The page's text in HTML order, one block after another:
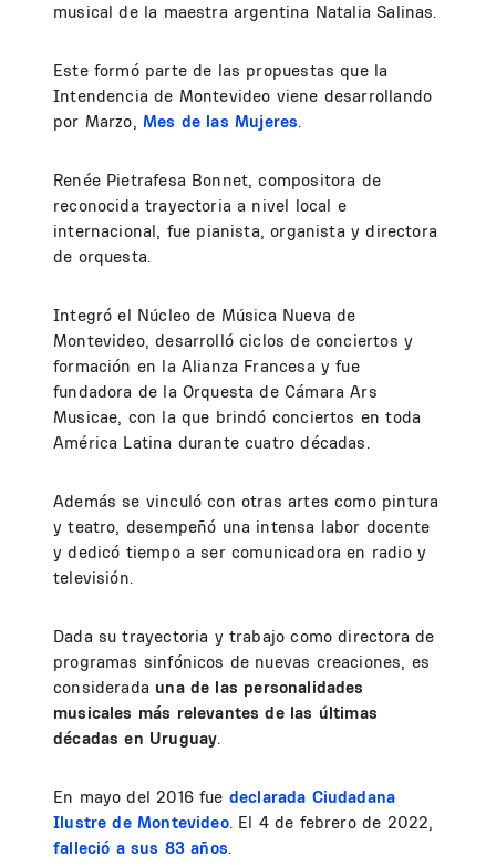
musical de la maestra argentina Natalia Salinas.
Este formó parte de las propuestas que la
Intendencia de Montevideo viene desarrollando
por Marzo, Mes de las Mujeres.
Renée Pietrafesa Bonnet, compositora de
reconocida trayectoria a nivel local e
internacional, fue pianista, organista y directora
de orquesta.
Integró el Núcleo de Música Nueva de
Montevideo, desarrolló ciclos de conciertos y
formación en la Alianza Francesa y fue
fundadora de la Orquesta de Cámara Ars
Musicae, con la que brindó conciertos en toda
América Latina durante cuatro décadas.
Además se vinculó con otras artes como pintura
y teatro, desempeñó una intensa labor docente
y dedicó tiempo a ser comunicadora en radio y
televisión.
Dada su trayectoria y trabajo como directora de
programas sinfónicos de nuevas creaciones, es
considerada una de las personalidades
musicales más relevantes de las últimas
décadas en Uruguay.
En mayo del 2016 fue declarada Ciudadana
Ilustre de Montevideo. El 4 de febrero de 2022,
falleció a sus 83 años.